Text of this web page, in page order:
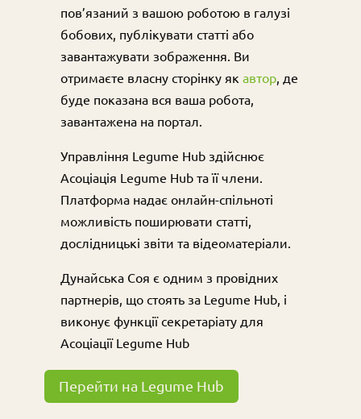
пов’язаний з вашою роботою в галузі
бобових, публікувати статті або
завантажувати зображення. Ви
отримаєте власну сторінку як автор, де
буде показана вся ваша робота,
завантажена на портал.
Управління Legume Hub здійснює
Асоціація Legume Hub та її члени.
Платформа надає онлайн-спільноті
можливість поширювати статті,
дослідницькі звіти та відеоматеріали.
Дунайська Соя є одним з провідних
партнерів, що стоять за Legume Hub, і
виконує функції секретаріату для
Асоціації Legume Hub
Перейти на Legume Hub